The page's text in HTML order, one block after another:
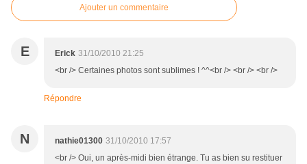
Ajouter un commentaire
E Erick 31/10/2010 21:25
<br /> Certaines photos sont sublimes ! ^^<br /> <br /> <br />
Répondre
N nathie01300 31/10/2010 17:57
<br /> Oui, un après-midi bien étrange. Tu as bien su restituer